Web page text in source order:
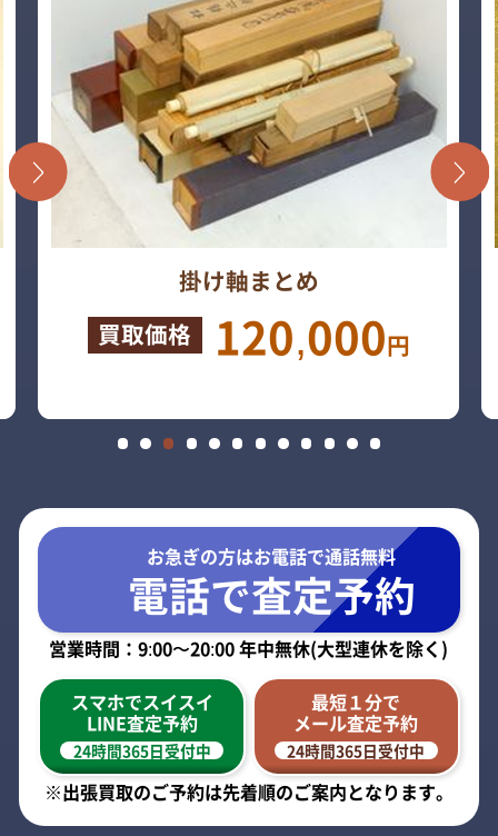
掛け軸まとめ
買取価格
120,000円
お急ぎの方はお電話で通話無料
電話で査定予約
営業時間：9:00〜20:00 年中無休(大型連休を除く)
スマホでスイスイ
LINE査定予約
24時間365日受付中
最短１分で
メール査定予約
24時間365日受付中
※出張買取のご予約は先着順のご案内となります。